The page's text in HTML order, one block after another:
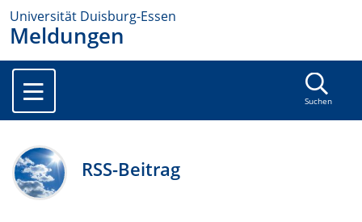
Universität Duisburg-Essen
Meldungen
Suchen
RSS-Beitrag